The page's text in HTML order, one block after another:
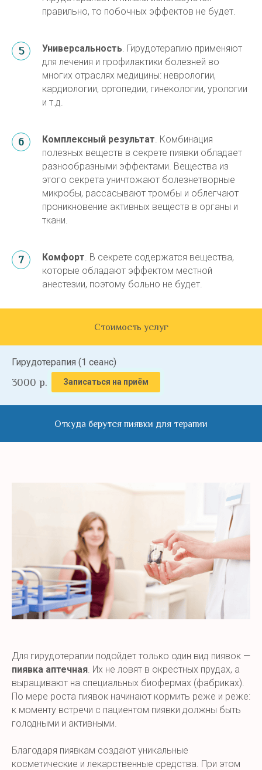
правильно, то побочных эффектов не будет.
Универсальность. Гирудотерапию применяют
для лечения и профилактики болезней во
многих отраслях медицины: неврологии,
кардиологии, ортопедии, гинекологии, урологии
и т.д.
Комплексный результат. Комбинация
полезных веществ в секрете пиявки обладает
разнообразными эффектами. Вещества из
этого секрета уничтожают болезнетворные
микробы, рассасывают тромбы и облегчают
проникновение активных веществ в органы и
ткани.
Комфорт. В секрете содержатся вещества,
которые обладают эффектом местной
анестезии, поэтому больно не будет.
Стоимость услуг
Гирудотерапия (1 сеанс)
3000 р. Записаться на приём
Откуда берутся пиявки для терапии
Для гирудотерапии подойдет только один вид пиявок —
пиявка аптечная. Их не ловят в окрестных прудах, а
выращивают на специальных биофермах (фабриках).
По мере роста пиявок начинают кормить реже и реже:
к моменту встречи с пациентом пиявки должны быть
голодными и активными.
Благодаря пиявкам создают уникальные
косметические и лекарственные средства. При этом